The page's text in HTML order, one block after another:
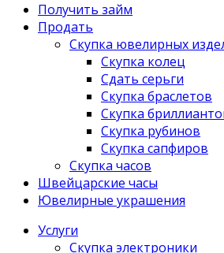
Получить займ
Продать
Скупка ювелирных
Скупка колец
Сдать серьги
Скупка браслетов
Скупка
Скупка рубинов
Скупка сапфиров
Скупка часов
Швейцарские часы
Ювелирные украшения
Услуги
Скупка электроники